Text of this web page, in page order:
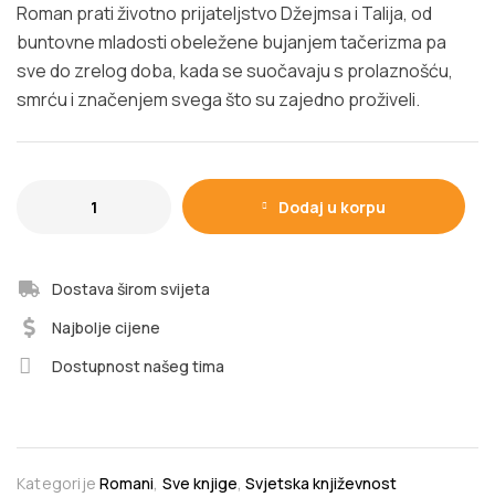
Roman prati životno prijateljstvo Džejmsa i Talija, od
buntovne mladosti obeležene bujanjem tačerizma pa
sve do zrelog doba, kada se suočavaju s prolaznošću,
smrću i značenjem svega što su zajedno proživeli.
Dodaj u korpu
Dostava širom svijeta
Najbolje cijene
Dostupnost našeg tima
Kategorije Romani, Sve knjige,Svjetska književnost